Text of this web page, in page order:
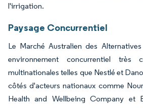
l'irrigation.
Paysage Concurrentiel
Le Marché Australien des
environnement concurrentiel très
multinationales telles que Nestlé et
côtés d'acteurs nationaux comme
Health and Wellbeing Company et